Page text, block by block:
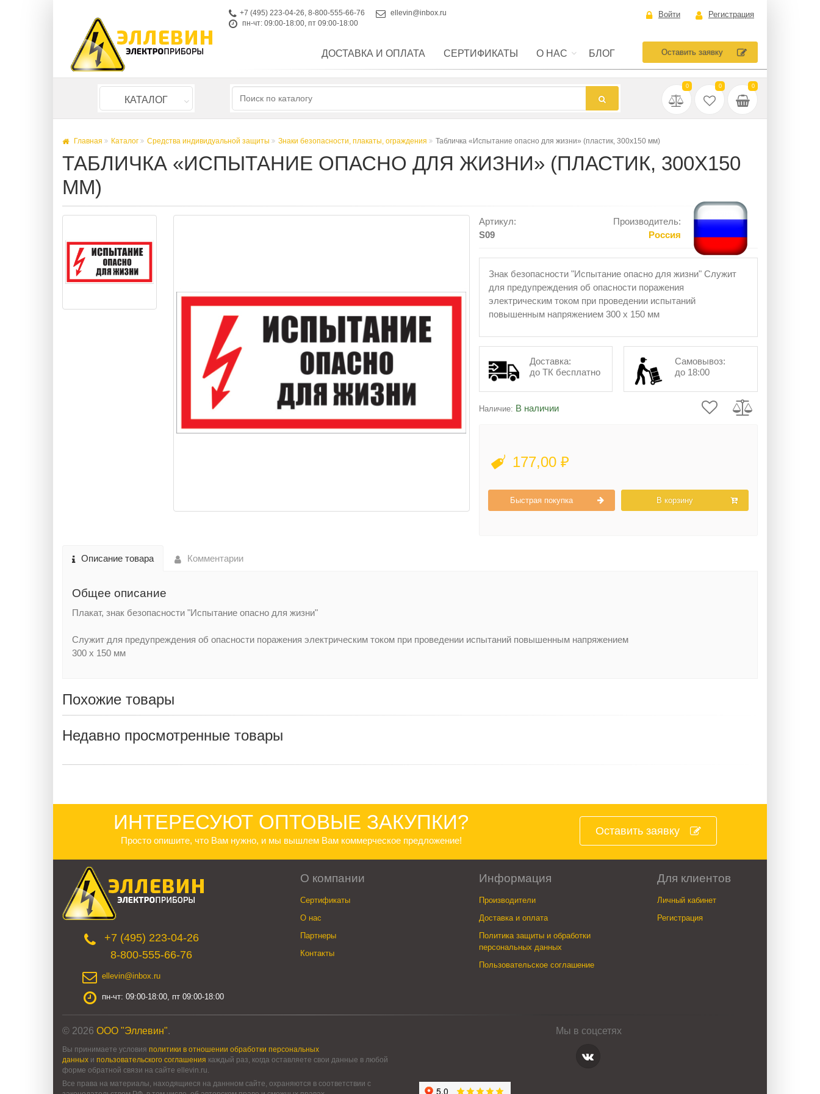
+7 (495) 223-04-26, 8-800-555-66-76
ellevin@inbox.ru
пн-чт: 09:00-18:00, пт 09:00-18:00
Войти Регистрация
ДОСТАВКА И ОПЛАТА СЕРТИФИКАТЫ О НАС БЛОГ Оставить заявку
КАТАЛОГ
0 0 0
Главная Каталог Средства индивидуальной защиты Знаки безопасности, плакаты, ограждения Табличка «Испытание опасно для жизни» (пластик, 300х150 мм)
ТАБЛИЧКА «ИСПЫТАНИЕ ОПАСНО ДЛЯ ЖИЗНИ» (ПЛАСТИК, 300Х150
ММ)
Артикул:
S09
Производитель:
Россия
Знак безопасности "Испытание опасно для жизни" Служит
для предупреждения об опасности поражения
электрическим током при проведении испытаний
повышенным напряжением 300 х 150 мм
Доставка:
до ТК бесплатно
Самовывоз:
до 18:00
Наличие: В наличии
177,00 ₽
Быстрая покупка В корзину
Описание товара Комментарии
Общее описание
Плакат, знак безопасности "Испытание опасно для жизни"
Служит для предупреждения об опасности поражения электрическим током при проведении испытаний повышенным напряжением
300 х 150 мм
Похожие товары
Недавно просмотренные товары
ИНТЕРЕСУЮТ ОПТОВЫЕ ЗАКУПКИ?
Просто опишите, что Вам нужно, и мы вышлем Вам коммерческое предложение!
Оставить заявку
+7 (495) 223-04-26
8-800-555-66-76
ellevin@inbox.ru
пн-чт: 09:00-18:00, пт 09:00-18:00
О компании
Сертификаты
О нас
Партнеры
Контакты
Информация
Производители
Доставка и оплата
Политика защиты и обработки
персональных данных
Пользовательское соглашение
Для клиентов
Личный кабинет
Регистрация
© 2026 ООО "Эллевин".
Вы принимаете условия политики в отношении обработки персональных
данных и пользовательского соглашения каждый раз, когда оставляете свои данные в любой
форме обратной связи на сайте ellevin.ru.
Все права на материалы, находящиеся на даннном сайте, охраняются в соответствии с
Мы в соцсетях